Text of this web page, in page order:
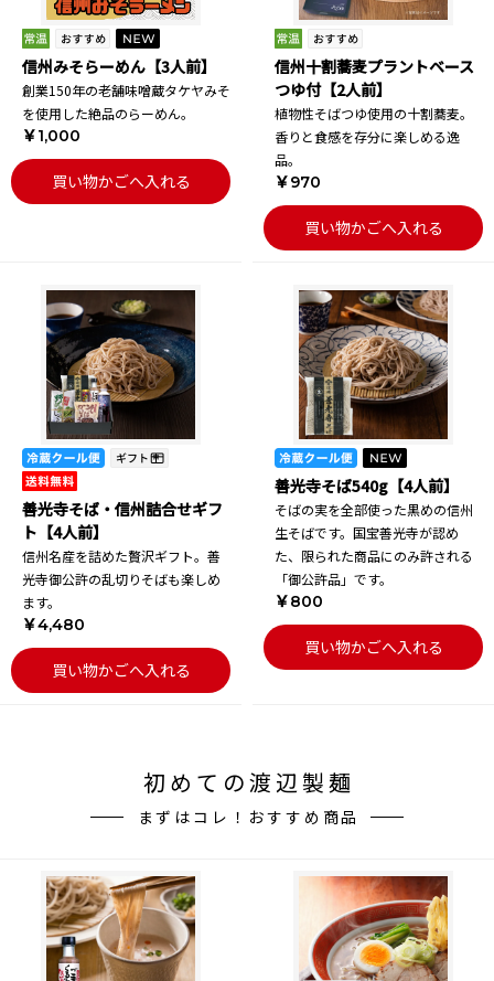
信州みそらーめん【3人前】
創業150年の老舗味噌蔵タケヤみそ
を使用した絶品のらーめん。
￥1,000
買い物かごへ入れる
信州十割蕎麦プラントベース
つゆ付【2人前】
植物性そばつゆ使用の十割蕎麦。
香りと食感を存分に楽しめる逸
品。
￥970
買い物かごへ入れる
善光寺そば・信州詰合せギフ
ト【4人前】
信州名産を詰めた贅沢ギフト。善
光寺御公許の乱切りそばも楽しめ
ます。
￥4,480
買い物かごへ入れる
善光寺そば540g【4人前】
そばの実を全部使った黒めの信州
生そばです。国宝善光寺が認め
た、限られた商品にのみ許される
「御公許品」です。
￥800
買い物かごへ入れる
初めての渡辺製麺
まずはコレ！おすすめ商品